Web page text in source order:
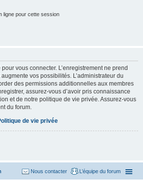
ligne pour cette session
vous connecter. L’enregistrement ne prend
vos possibilités. L’administrateur du
des permissions additionnelles aux membres
assurez-vous d’avoir pris connaissance
et de notre politique de vie privée. Assurez-vous
du forum.
de vie privée
L’équipe du forum
Nous contacter